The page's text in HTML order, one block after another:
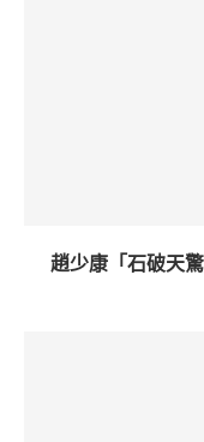
趙少康「石破天